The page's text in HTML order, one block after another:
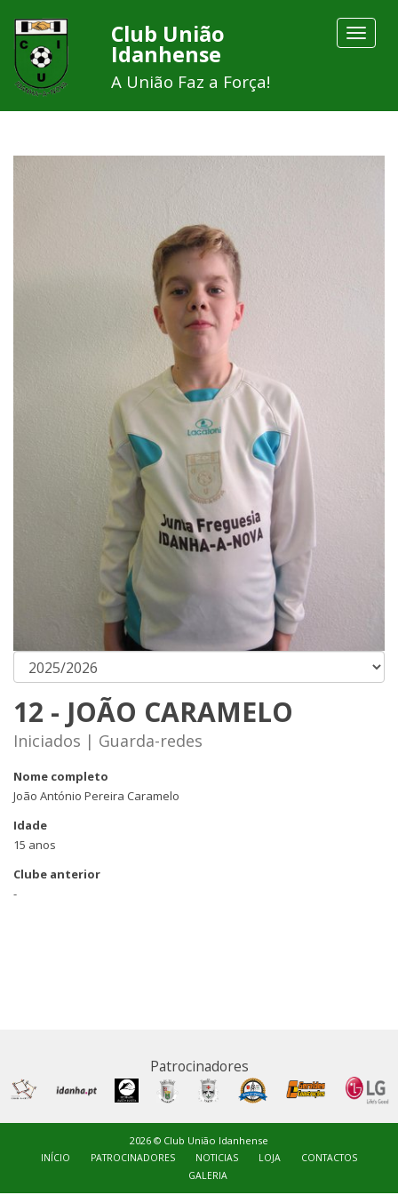
Toggle
Club União
Idanhense
A União Faz a Força!
12 - JOÃO CARAMELO
Iniciados | Guarda-redes
Nome completo
João António Pereira Caramelo
Idade
15 anos
Clube anterior
-
Patrocinadores
2026 © Club União Idanhense
INÍCIO PATROCINADORES NOTICIAS LOJA
CONTACTOS
GALERIA